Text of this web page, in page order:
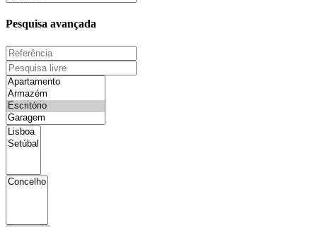
Pesquisa avançada